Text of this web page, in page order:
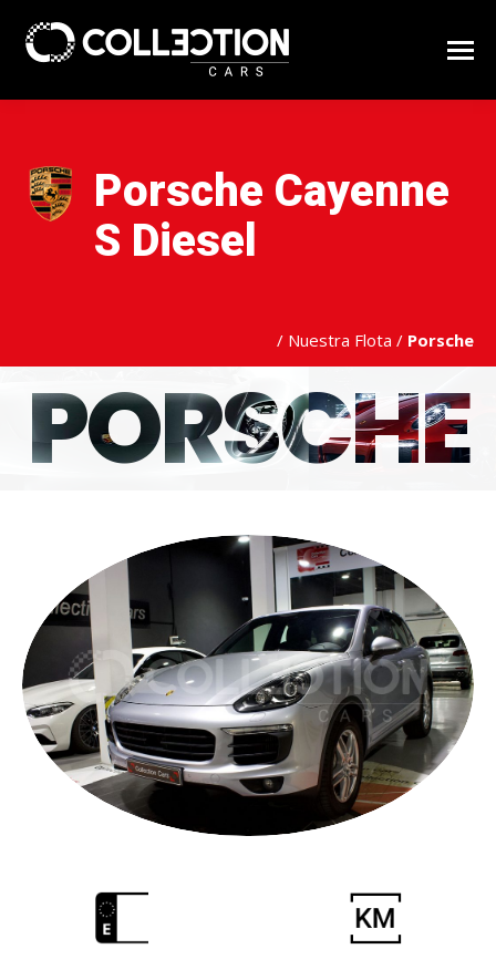
Porsche Cayenne
S Diesel
/ Nuestra Flota / Porsche
PORSCHE